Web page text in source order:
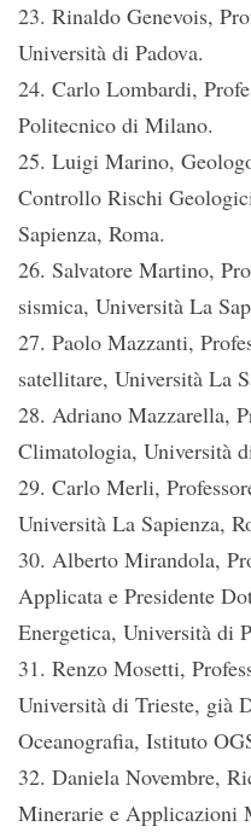
23. Rinaldo Genevois,
Università di Padova.
24. Carlo Lombardi,
Politecnico di Milano.
25. Luigi Marino,
Controllo Rischi
Sapienza, Roma.
26. Salvatore Martino,
sismica, Università La
27. Paolo Mazzanti,
satellitare, Università La
28. Adriano Mazzarella,
Climatologia, Università
29. Carlo Merli,
Università La Sapienza,
30. Alberto Mirandola,
Applicata e Presidente
Energetica, Università di
31. Renzo Mosetti,
Università di Trieste, già
Oceanografia, Istituto
32. Daniela Novembre,
Minerarie e Applicazioni